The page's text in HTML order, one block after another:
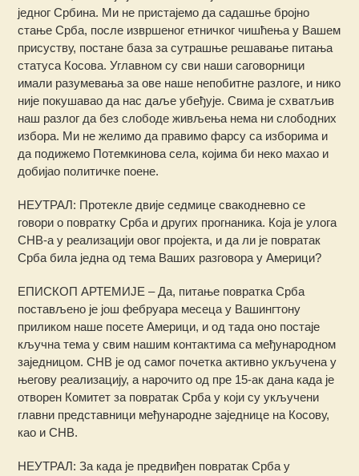
једног Србина. Ми не пристајемо да садашње бројно
стање Срба, после извршеног етничког чишћења у Вашем
присуству, постане база за сутрашње решавање питања
статуса Косова. Углавном су сви наши саговорници
имали разумевања за ове наше непобитне разлоге, и нико
није покушавао да нас даље убеђује. Свима је схватљив
наш разлог да без слободе живљења нема ни слободних
избора. Ми не желимо да правимо фарсу са изборима и
да подижемо Потемкинова села, којима би неко махао и
добијао политичке поене.
НЕУТРАЛ: Протекле двије седмице свакодневно се
говори о повратку Срба и других прогнаника. Која је улога
СНВ-а у реализацији овог пројекта, и да ли је повратак
Срба била једна од тема Ваших разговора у Америци?
ЕПИСКОП АРТЕМИЈЕ – Да, питање повратка Срба
постављено је још фебруара месеца у Вашингтону
приликом наше посете Америци, и од тада оно постаје
кључна тема у свим нашим контактима са међународном
заједницом. СНВ је од самог почетка активно укључена у
његову реализацију, а нарочито од пре 15-ак дана када је
отворен Комитет за повратак Срба у који су укључени
главни представници међународне заједнице на Косову,
као и СНВ.
НЕУТРАЛ: За када је предвиђен повратак Срба у